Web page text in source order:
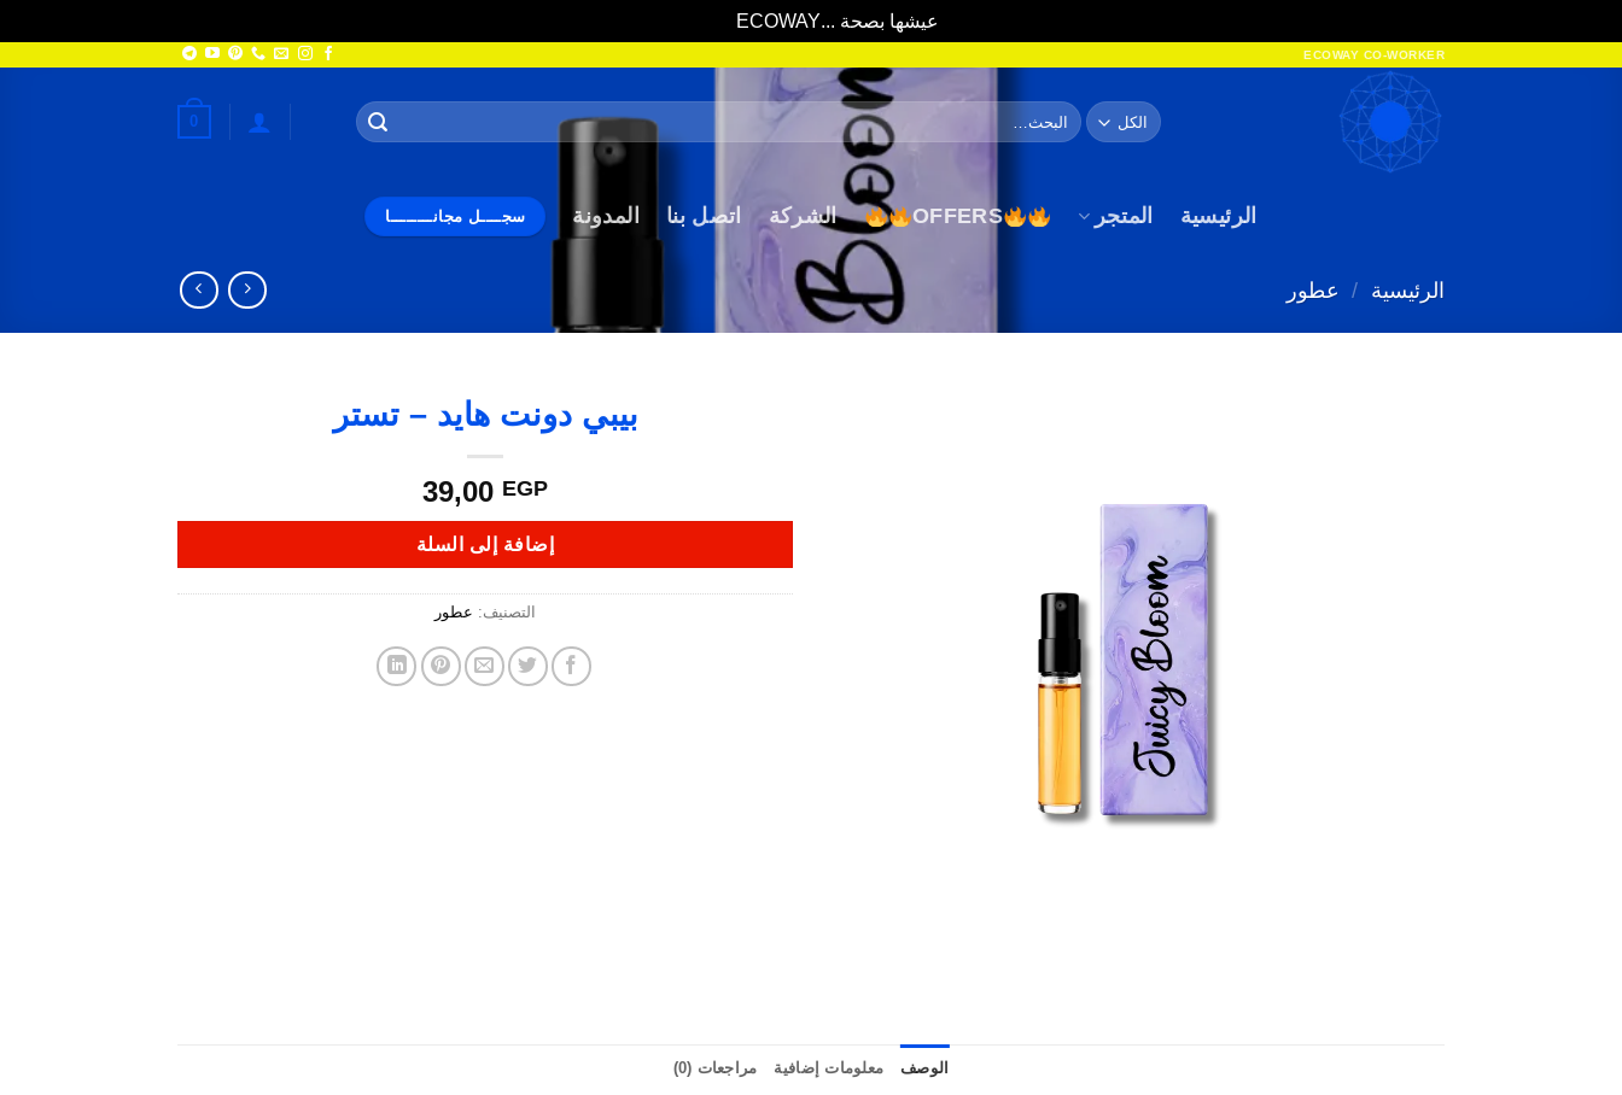
عيشها بصحة ...ECOWAY
ECOWAY CO-WORKER
البحث
عن:
0
الرئيسية المتجر OFFERS الشركة اتصل بنا المدونة سجــــل مجانــــــــا
الرئيسية / عطور
بيبي دونت هايد – تستر
39,00 EGP
إضافة إلى السلة
التصنيف: عطور
الوصف معلومات إضافية مراجعات (0)